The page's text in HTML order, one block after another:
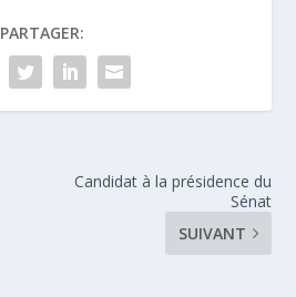
PARTAGER:
Candidat à la présidence du
Sénat
SUIVANT